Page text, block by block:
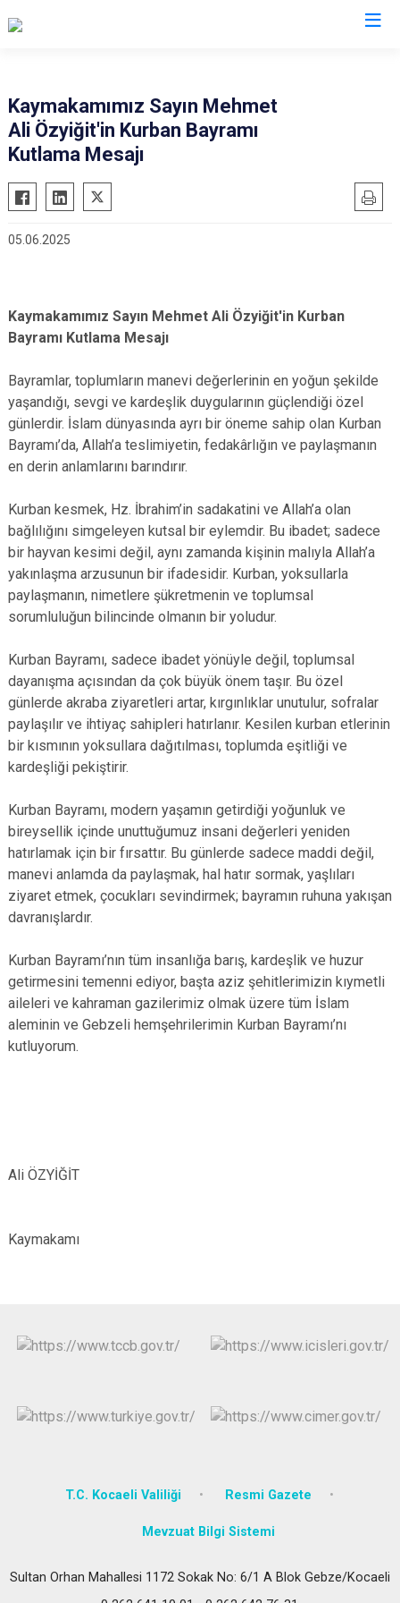
Gebze
Kandıra
Başiskele
Kaymakamımız Sayın Mehmet
Ali Özyiğit'in Kurban Bayramı
Kutlama Mesajı
05.06.2025
Kaymakamımız Sayın Mehmet Ali Özyiğit'in Kurban
Bayramı Kutlama Mesajı
Bayramlar, toplumların manevi değerlerinin en yoğun şekilde
yaşandığı, sevgi ve kardeşlik duygularının güçlendiği özel
günlerdir. İslam dünyasında ayrı bir öneme sahip olan Kurban
Bayramı’da, Allah’a teslimiyetin, fedakârlığın ve paylaşmanın
en derin anlamlarını barındırır.
Kurban kesmek, Hz. İbrahim’in sadakatini ve Allah’a olan
bağlılığını simgeleyen kutsal bir eylemdir. Bu ibadet; sadece
bir hayvan kesimi değil, aynı zamanda kişinin malıyla Allah’a
yakınlaşma arzusunun bir ifadesidir. Kurban, yoksullarla
paylaşmanın, nimetlere şükretmenin ve toplumsal
sorumluluğun bilincinde olmanın bir yoludur.
Kurban Bayramı, sadece ibadet yönüyle değil, toplumsal
dayanışma açısından da çok büyük önem taşır. Bu özel
günlerde akraba ziyaretleri artar, kırgınlıklar unutulur, sofralar
paylaşılır ve ihtiyaç sahipleri hatırlanır. Kesilen kurban etlerinin
bir kısmının yoksullara dağıtılması, toplumda eşitliği ve
kardeşliği pekiştirir.
Kurban Bayramı, modern yaşamın getirdiği yoğunluk ve
bireysellik içinde unuttuğumuz insani değerleri yeniden
hatırlamak için bir fırsattır. Bu günlerde sadece maddi değil,
manevi anlamda da paylaşmak, hal hatır sormak, yaşlıları
ziyaret etmek, çocukları sevindirmek; bayramın ruhuna yakışan
davranışlardır.
Kurban Bayramı’nın tüm insanlığa barış, kardeşlik ve huzur
getirmesini temenni ediyor, başta aziz şehitlerimizin kıymetli
aileleri ve kahraman gazilerimiz olmak üzere tüm İslam
aleminin ve Gebzeli hemşehrilerimin Kurban Bayramı’nı
kutluyorum.
Ali ÖZYİĞİT
Kaymakamı
T.C. Kocaeli Valiliği Resmi Gazete
Mevzuat Bilgi Sistemi
Sultan Orhan Mahallesi 1172 Sokak No: 6/1 A Blok Gebze/Kocaeli